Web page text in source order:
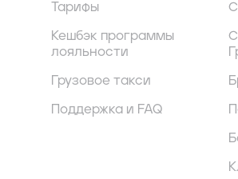
Тарифы
Кешбэк программы
лояльности
Грузовое такси
Поддержка и FAQ